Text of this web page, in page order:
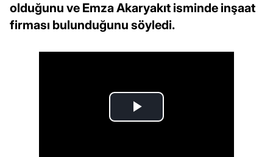
olduğunu ve Emza Akaryakıt isminde inşaat
firması bulunduğunu söyledi.